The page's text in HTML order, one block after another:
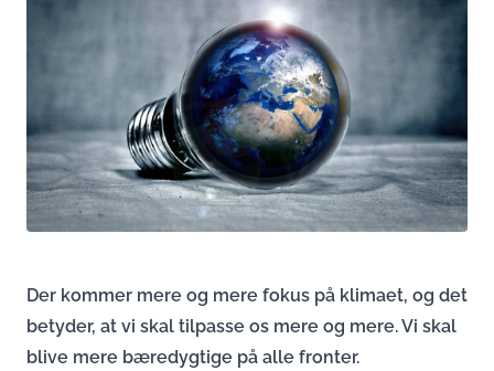
Der kommer mere og mere fokus på klimaet, og det
betyder, at vi skal tilpasse os mere og mere. Vi skal
blive mere bæredygtige på alle fronter.